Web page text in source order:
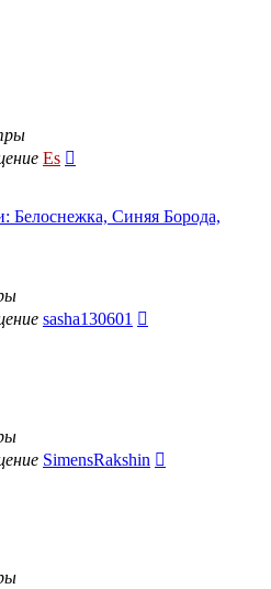
Es
Белоснежка, Синяя Борода,
sasha130601
SimensRakshin